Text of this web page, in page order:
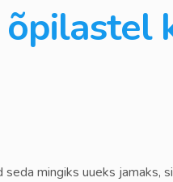
mingiks uueks jamaks,